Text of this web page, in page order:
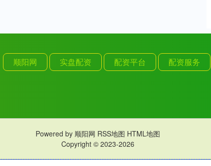
顺阳网 实盘配资 配资平台 配资服务
Powered by 顺阳网 RSS地图 HTML地图
Copyright © 2023-2026